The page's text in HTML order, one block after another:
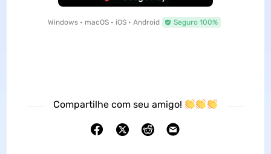
Windows • macOS • iOS • Android Seguro 100%
Compartilhe com seu amigo!